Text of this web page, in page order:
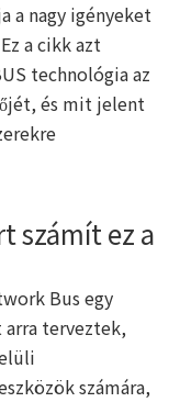
a nagy igényeket
a cikk azt
technológia az
és mit jelent
számít ez a
Bus egy
terveztek,
számára,